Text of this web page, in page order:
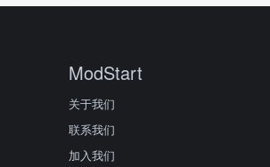
ModStart
关于我们
联系我们
加入我们